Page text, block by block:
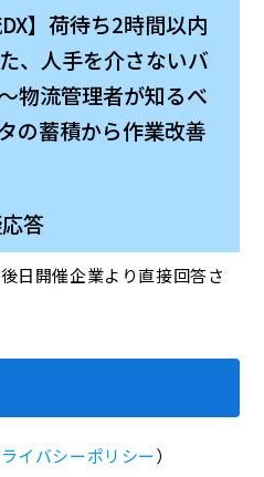
】荷待ち2時間以内
、人手を介さないバ
物流管理者が知るべ
の蓄積から作業改善
答
日開催企業より直接回答さ
イバシーポリシー）